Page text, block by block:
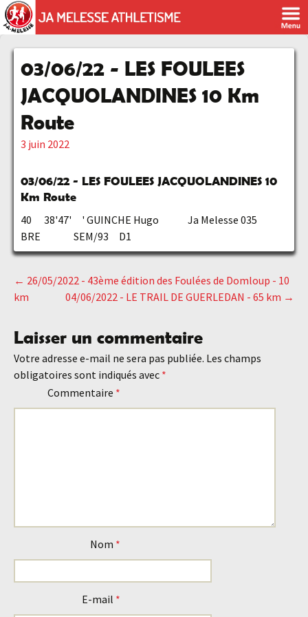
03/06/22 - LES FOULEES
JACQUOLANDINES 10 Km
Route
3 juin 2022
03/06/22 - LES FOULEES JACQUOLANDINES 10
Km Route
40 38'47' ' GUINCHE Hugo Ja Melesse 035
BRE SEM/93 D1
Navigation
des
articles
← 26/05/2022 - 43ème édition des Foulées de Domloup - 10
km
04/06/2022 - LE TRAIL DE GUERLEDAN - 65 km →
Laisser un commentaire
Votre adresse e-mail ne sera pas publiée. Les champs
obligatoires sont indiqués avec *
Commentaire *
Nom *
E-mail *